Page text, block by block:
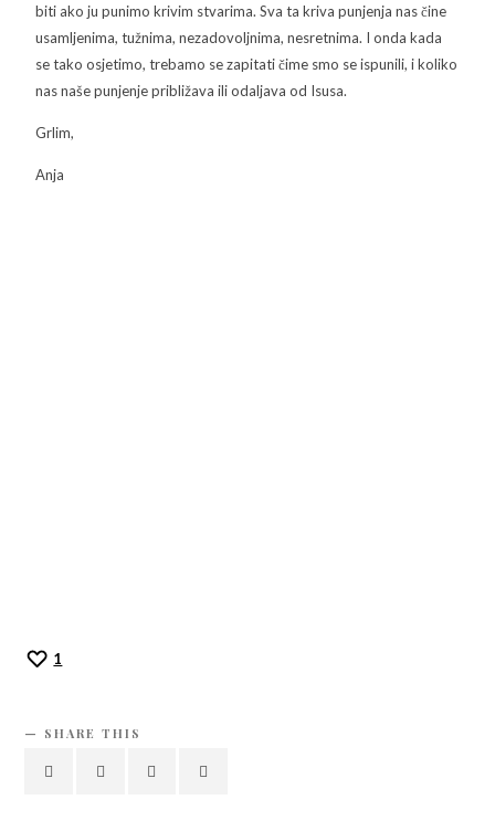
biti ako ju punimo krivim stvarima. Sva ta kriva punjenja nas čine
usamljenima, tužnima, nezadovoljnima, nesretnima. I onda kada
se tako osjetimo, trebamo se zapitati čime smo se ispunili, i koliko
nas naše punjenje približava ili odaljava od Isusa.
Grlim,
Anja
1
SHARE THIS